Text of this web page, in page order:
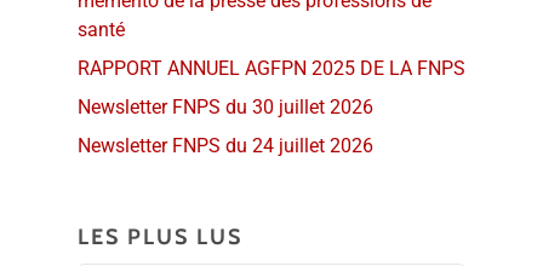
santé
RAPPORT ANNUEL AGFPN 2025 DE LA FNPS
Newsletter FNPS du 30 juillet 2026
Newsletter FNPS du 24 juillet 2026
LES PLUS LUS